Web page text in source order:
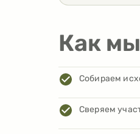
Как
Собираем
Сверяем